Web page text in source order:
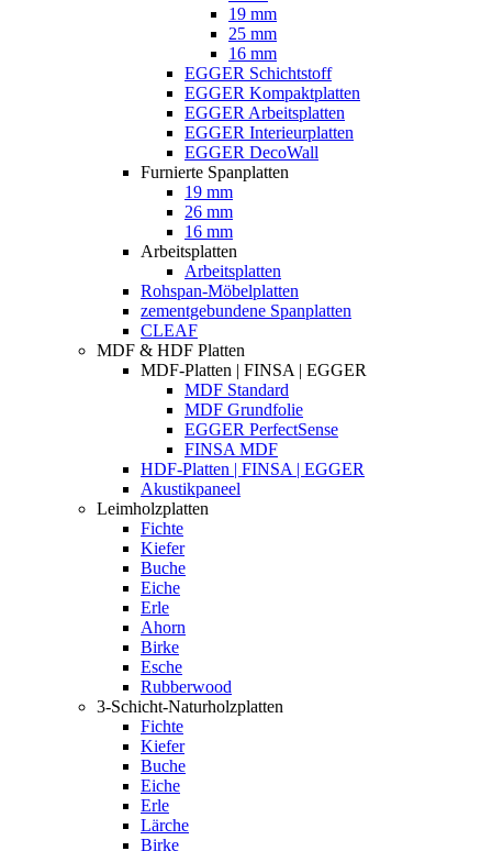
19 mm
25 mm
16 mm
EGGER Schichtstoff
EGGER Kompaktplatten
EGGER Arbeitsplatten
EGGER Interieurplatten
EGGER DecoWall
Furnierte Spanplatten
19 mm
26 mm
16 mm
Arbeitsplatten
Arbeitsplatten
Rohspan-Möbelplatten
zementgebundene Spanplatten
CLEAF
MDF & HDF Platten
MDF-Platten | FINSA | EGGER
MDF Standard
MDF Grundfolie
EGGER PerfectSense
FINSA MDF
HDF-Platten | FINSA | EGGER
Akustikpaneel
Leimholzplatten
Fichte
Kiefer
Buche
Eiche
Erle
Ahorn
Birke
Esche
Rubberwood
3-Schicht-Naturholzplatten
Fichte
Kiefer
Buche
Eiche
Erle
Lärche
Birke